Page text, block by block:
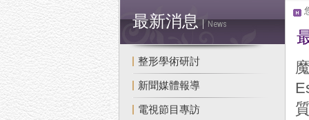
最新消息 News
整形學術研討
新聞媒體報導
電視節目專訪